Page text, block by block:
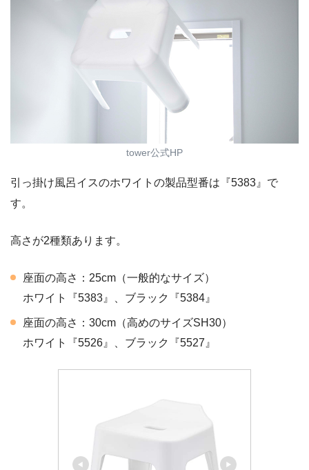
tower公式HP
引っ掛け風呂イスのホワイトの製品型番は『5383』で
す。
高さが2種類あります。
座面の高さ：25cm（一般的なサイズ）
ホワイト『5383』、ブラック『5384』
座面の高さ：30cm（高めのサイズSH30）
ホワイト『5526』、ブラック『5527』